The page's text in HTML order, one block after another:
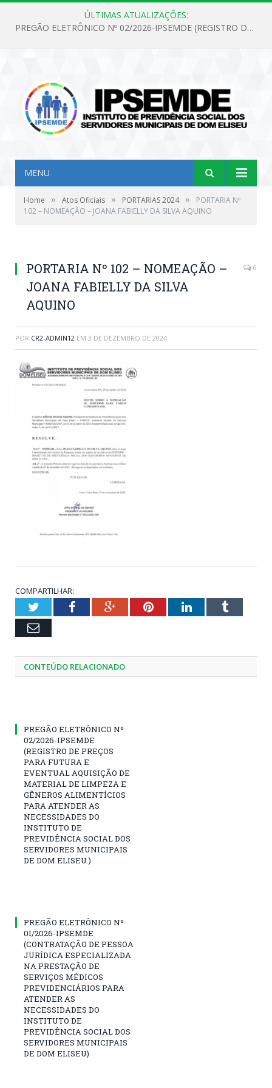
ÚLTIMAS ATUALIZAÇÕES:
PREGÃO ELETRÔNICO Nº 02/2026-IPSEMDE (REGISTRO DE PREÇOS PARA FUTURA E EVENTUAL AQUISIÇÃO DE MATERIAL DE LIMPEZA E GÊNEROS ALIMENTÍCIOS PARA ATENDER AS NECESSIDADES DO INSTITUTO DE PREVIDÊNCIA SOCIAL DOS SERVIDORES MUNICIPAIS DE DOM ELISEU.)
MENU
Home » Atos Oficiais » PORTARIAS 2024 »
PORTARIA Nº
102 – NOMEAÇÃO – JOANA FABIELLY DA SILVA AQUINO
PORTARIA Nº 102 – NOMEAÇÃO –
JOANA FABIELLY DA SILVA
AQUINO
0
POR CR2-ADMIN12 EM 3 DE DEZEMBRO DE 2024
COMPARTILHAR:
TwitterFacebookGoogle+PinterestLinkedInTumblr
Email
CONTEÚDO RELACIONADO
PREGÃO ELETRÔNICO Nº
02/2026-IPSEMDE
(REGISTRO DE PREÇOS
PARA FUTURA E
EVENTUAL AQUISIÇÃO DE
MATERIAL DE LIMPEZA E
GÊNEROS ALIMENTÍCIOS
PARA ATENDER AS
NECESSIDADES DO
INSTITUTO DE
PREVIDÊNCIA SOCIAL DOS
SERVIDORES MUNICIPAIS
DE DOM ELISEU.)
PREGÃO ELETRÔNICO Nº
01/2026-IPSEMDE
(CONTRATAÇÃO DE PESSOA
JURÍDICA ESPECIALIZADA
NA PRESTAÇÃO DE
SERVIÇOS MÉDICOS
PREVIDENCIÁRIOS PARA
ATENDER AS
NECESSIDADES DO
INSTITUTO DE
PREVIDÊNCIA SOCIAL DOS
SERVIDORES MUNICIPAIS
DE DOM ELISEU)